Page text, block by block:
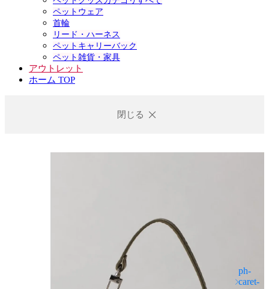
ペットウェア
首輪
リード・ハーネス
ペットキャリーバック
ペット雑貨・家具
アウトレット
ホーム TOP
閉じる